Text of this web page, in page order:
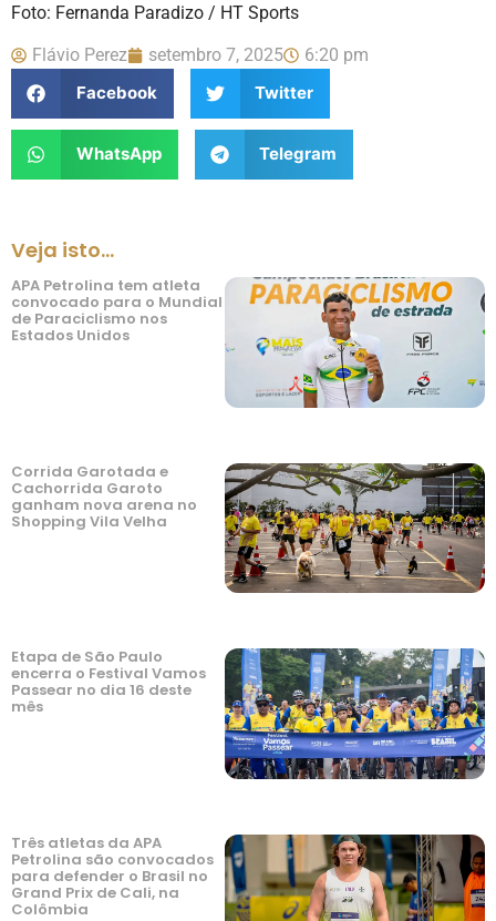
Foto: Fernanda Paradizo / HT Sports
Flávio Perez setembro 7, 2025
6:20 pm
Facebook
Twitter
WhatsApp Telegram
Veja isto...
APA Petrolina tem atleta
convocado para o Mundial
de Paraciclismo nos
Estados Unidos
Corrida Garotada e
Cachorrida Garoto
ganham nova arena no
Shopping Vila Velha
Etapa de São Paulo
encerra o Festival Vamos
Passear no dia 16 deste
mês
Três atletas da APA
Petrolina são convocados
para defender o Brasil no
Grand Prix de Cali, na
Colômbia